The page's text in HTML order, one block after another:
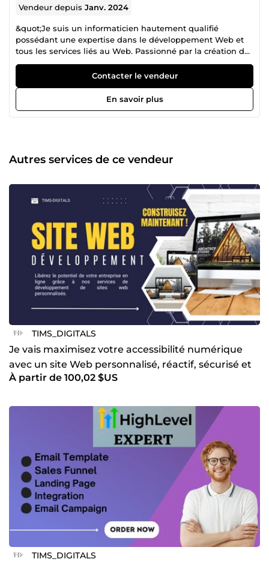
Vendeur depuisJanv. 2024
&quot;Je suis un informaticien hautement qualifié
possédant une expertise dans le développement Web et
tous les services liés au Web. Passionné par la création de
solutions innovantes, j'apporte un sens aigu du détail et
un engagement à fournir des résultats de haute qualité.
Mes compétences couvrent divers langages de
programmation. et des technologies, ce qui me rend bien
équipé pour relever les défis complexes du domaine
Contacter le vendeur
En savoir plus
Autres services de ce vendeur
TIMS_DIGITALS
Je vais maximisez votre accessibilité numérique
avec un site Web personnalisé, réactif, sécurisé et
entièrem
À partir de 100,02 $US
TIMS_DIGITALS